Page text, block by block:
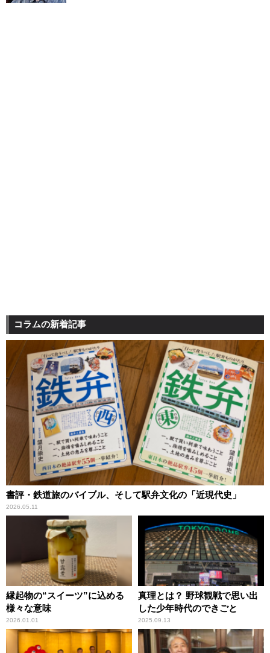
コラムの新着記事
書評・鉄道旅のバイブル、そして駅弁文化の「近現代史」
2026.05.11
縁起物の“スイーツ”に込める
様々な意味
2026.01.01
真理とは？ 野球観戦で思い出
した少年時代のできごと
2025.09.13